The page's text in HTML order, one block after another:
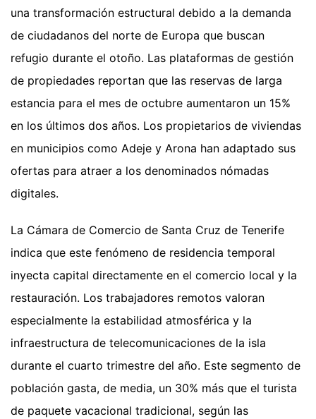
una transformación estructural debido a la demanda
de ciudadanos del norte de Europa que buscan
refugio durante el otoño. Las plataformas de gestión
de propiedades reportan que las reservas de larga
estancia para el mes de octubre aumentaron un 15%
en los últimos dos años. Los propietarios de viviendas
en municipios como Adeje y Arona han adaptado sus
ofertas para atraer a los denominados nómadas
digitales.
La Cámara de Comercio de Santa Cruz de Tenerife
indica que este fenómeno de residencia temporal
inyecta capital directamente en el comercio local y la
restauración. Los trabajadores remotos valoran
especialmente la estabilidad atmosférica y la
infraestructura de telecomunicaciones de la isla
durante el cuarto trimestre del año. Este segmento de
población gasta, de media, un 30% más que el turista
de paquete vacacional tradicional, según las